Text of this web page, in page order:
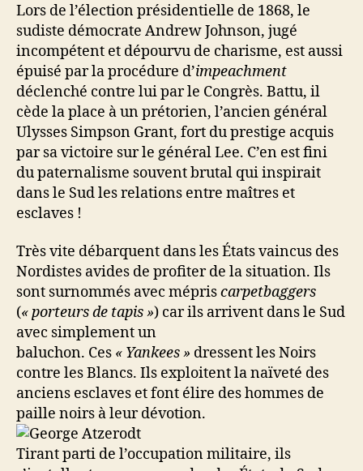
Lors de l’élection présidentielle de 1868, le
sudiste démocrate Andrew Johnson, jugé
incompétent et dépourvu de charisme, est aussi
épuisé par la procédure d’impeachment
déclenché contre lui par le Congrès. Battu, il
cède la place à un prétorien, l’ancien général
Ulysses Simpson Grant, fort du prestige acquis
par sa victoire sur le général Lee. C’en est fini
du paternalisme souvent brutal qui inspirait
dans le Sud les relations entre maîtres et
esclaves !
Très vite débarquent dans les États vaincus des
Nordistes avides de profiter de la situation. Ils
sont surnommés avec mépriscarpetbaggers
(« porteurs de tapis ») car ils arrivent dans le Sud
avec simplement un
baluchon. Ces « Yankees » dressent les Noirs
contre les Blancs. Ils exploitent la naïveté des
anciens esclaves et font élire des hommes de
paille noirs à leur dévotion.
Tirant parti de l’occupation militaire, ils